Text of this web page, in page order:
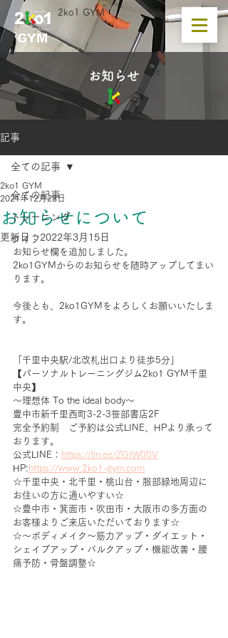
2ko1 GYM
​お知らせ
記事
全ての記事
トレーニング
ライフ
全ての記事
お知らせについて
2ko1 GYM
2021年12月28日
更新日：2022年3月15日
お知らせ欄を追加しました。
2ko1GYMからのお知らせを随時アップしてまい
ります。
今後とも、2ko1GYMをよろしくお願いいたしま
す。
「千里中央駅/北改札出口より徒歩5分」
【パーソナルトレーニングジム2ko1 GYM千里
中央】
～理想体 To the ideal body～
豊中市新千里西町3-2-3笹部書店2F
完全予約制　ご予約は公式LINE、HPより承って
おります。
公式LINE： https://lin.ee/ZGIW00V
HP:https://www.2ko1-gym.com
☆千里中央・北千里・桃山台・服部緑地周辺に
お住いの方に通いやすい☆
☆豊中市・箕面市・吹田市・大阪市の多方面の
お客様よりご来店いただいております☆
☆～ボディメイク～筋力アップ・ダイエット・
シェイプアップ・バルクアップ・機能改善・腰
痛予防・骨盤調整☆